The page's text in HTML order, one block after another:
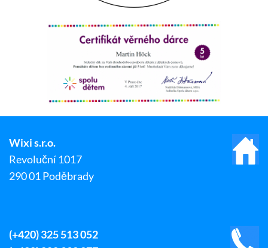
Wixi s.r.o.
Revoluční 1017
290 01 Poděbrady
(+420) 325 513 052